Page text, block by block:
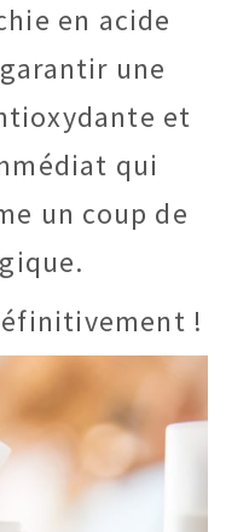
en acide
une
et
qui
un coup de
!